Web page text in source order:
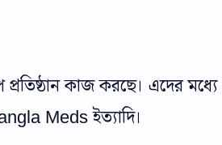
কাজ করছে। এদের মধ্যে
Meds ইত্যাদি।